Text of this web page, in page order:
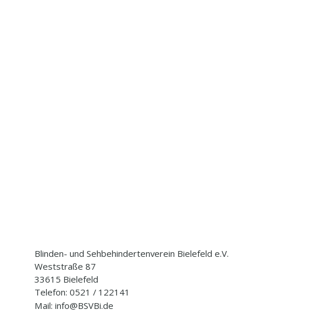
Blinden- und Sehbehindertenverein Bielefeld e.V.
Weststraße 87
33615 Bielefeld
Telefon: 0521 / 122141
Mail: info@BSVBi.de